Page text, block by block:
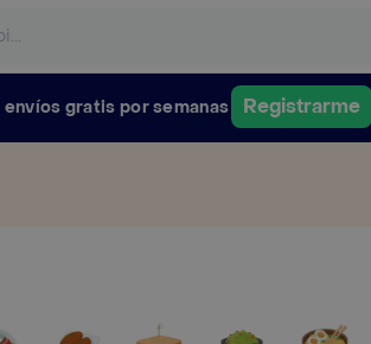
envíos gratis por semanas Registrarme